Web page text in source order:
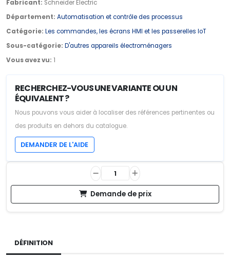
Fabricant: Schneider Electric
Département: Automatisation et contrôle des processus
Catégorie: Les commandes, les écrans HMI et les passerelles IoT
Sous-catégorie: D'autres appareils électroménagers
Vous avez vu: 1
RECHERCHEZ-VOUS UNE VARIANTE OU UN
ÉQUIVALENT ?
Nous pouvons vous aider à localiser des références pertinentes ou
des produits en dehors du catalogue.
DEMANDER DE L'AIDE
Demande de prix
DÉFINITION